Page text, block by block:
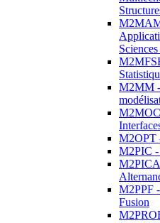
M2MM -
M2OPT
M2PIC -
M2PPF
Fusion